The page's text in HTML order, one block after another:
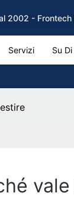
2002 - Frontech
Servizi Su